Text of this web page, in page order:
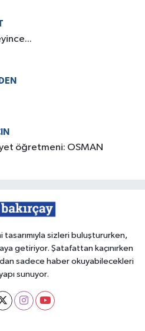
öğretmeni: OSMAN
sizleri buluştururken,
getiriyor. Şatafattan kaçınırken
sadece haber okuyabilecekleri
sunuyor.